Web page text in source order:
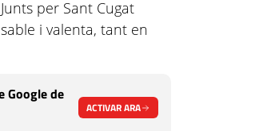
per Sant Cugat
i valenta, tant en
Google de
ACTIVAR ARA